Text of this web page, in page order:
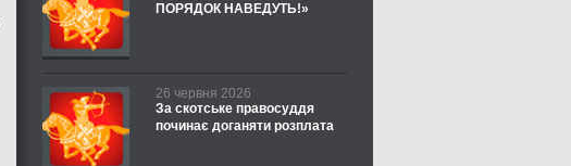
ПОРЯДОК НАВЕДУТЬ!»
26 червня 2026
За скотське правосуддя
починає доганяти розплата